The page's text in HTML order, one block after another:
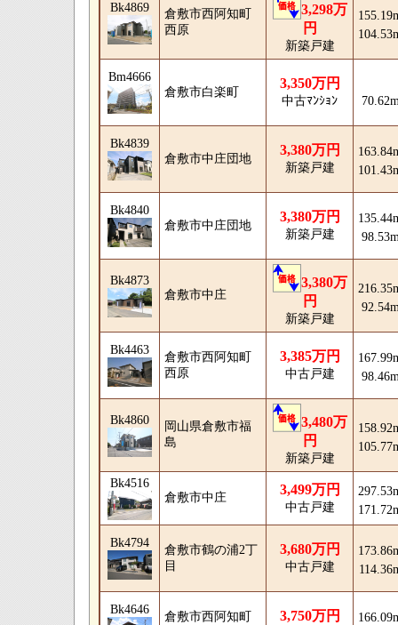
Bk4869
倉敷市西阿知町
西原
3,298万
円
新築戸建
Bm4666
倉敷市白楽町
3,350万円
中古ﾏﾝｼｮﾝ
Bk4839
倉敷市中庄団地
3,380万円
新築戸建
Bk4840
倉敷市中庄団地
3,380万円
新築戸建
Bk4873
倉敷市中庄
3,380万
円
新築戸建
Bk4463
倉敷市西阿知町
西原
3,385万円
中古戸建
Bk4860
岡山県倉敷市福
島
3,480万
円
新築戸建
Bk4516
倉敷市中庄
3,499万円
中古戸建
Bk4794
倉敷市鶴の浦2丁
目
3,680万円
中古戸建
Bk4646
倉敷市西阿知町
3,750万円